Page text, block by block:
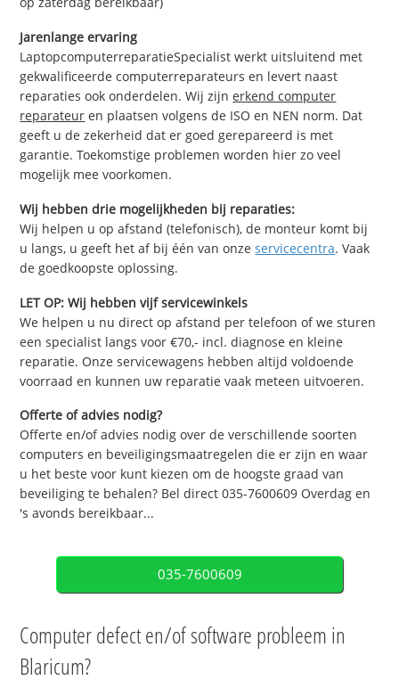
Jarenlange ervaring
LaptopcomputerreparatieSpecialist werkt uitsluitend met
gekwalificeerde computerreparateurs en levert naast
reparaties ook onderdelen. Wij zijnerkend computer
reparateur en plaatsen volgens de ISO en NEN norm. Dat
geeft u de zekerheid dat er goed gerepareerd is met
garantie. Toekomstige problemen worden hier zo veel
mogelijk mee voorkomen.
Wij hebben drie mogelijkheden bij reparaties:
Wij helpen u op afstand (telefonisch), de monteur komt bij
u langs, u geeft het af bij één van onzeservicecentra. Vaak
de goedkoopste oplossing.
LET OP: Wij hebben vijf servicewinkels
We helpen u nu direct op afstand per telefoon of we sturen
een specialist langs voor €70,- incl. diagnose en kleine
reparatie. Onze servicewagens hebben altijd voldoende
voorraad en kunnen uw reparatie vaak meteen uitvoeren.
Offerte of advies nodig?
Offerte en/of advies nodig over de verschillende soorten
computers en beveiligingsmaatregelen die er zijn en waar
u het beste voor kunt kiezen om de hoogste graad van
beveiliging te behalen? Bel direct 035-7600609 Overdag en
's avonds bereikbaar...
035-7600609
Computer defect en/of software probleem in
Blaricum?